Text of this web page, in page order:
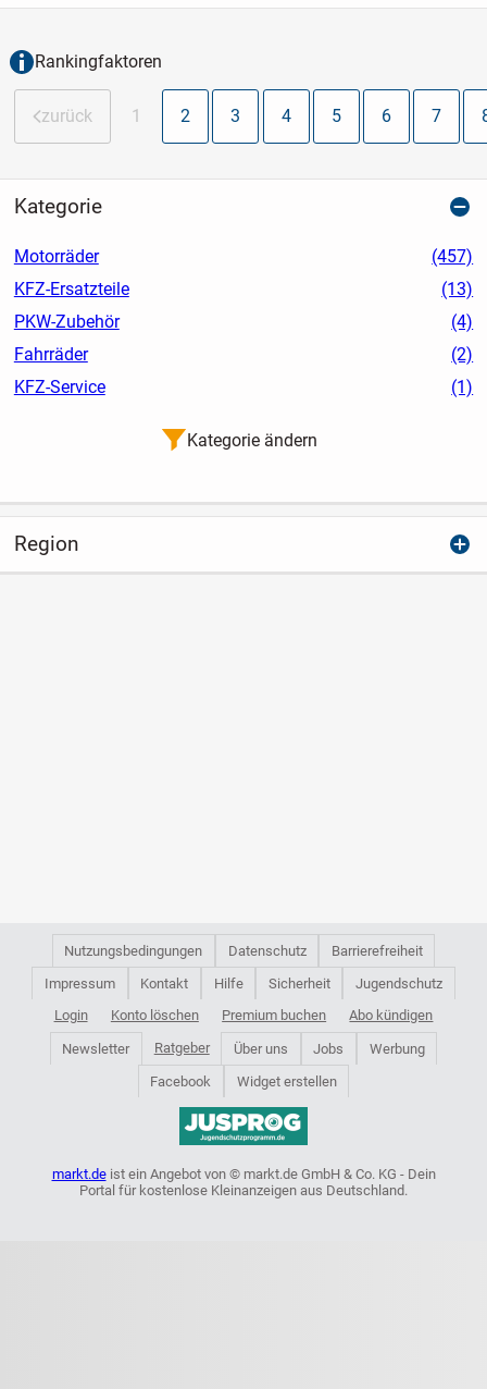
Rankingfaktoren
zurück 1 2 3 4 5 6 7
Kategorie
Motorräder
(457)
KFZ-Ersatzteile
(13)
PKW-Zubehör
(4)
Fahrräder
(2)
KFZ-Service
(1)
Kategorie ändern
Region
Nutzungsbedingungen Datenschutz
Barrierefreiheit
Impressum
Kontakt Hilfe Sicherheit
Jugendschutz
Login
Konto löschen Premium buchen Abo kündigen
Newsletter Ratgeber Über uns Jobs
Werbung
Facebook
Widget erstellen
markt.deist ein Angebot von © markt.de GmbH & Co. KG - Dein
Portal für kostenlose Kleinanzeigen aus Deutschland.